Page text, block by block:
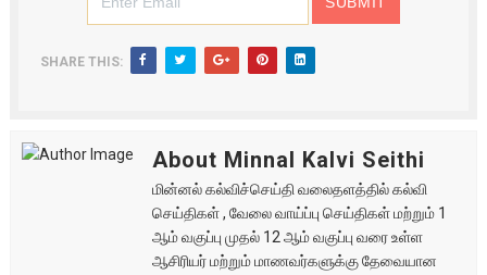
SHARE THIS:
About Minnal Kalvi Seithi
மின்னல் கல்விச்செய்தி வலைதளத்தில் கல்வி
செய்திகள் , வேலை வாய்ப்பு செய்திகள் மற்றும் 1
ஆம் வகுப்பு முதல் 12 ஆம் வகுப்பு வரை உள்ள
ஆசிரியர் மற்றும் மாணவர்களுக்கு தேவையான